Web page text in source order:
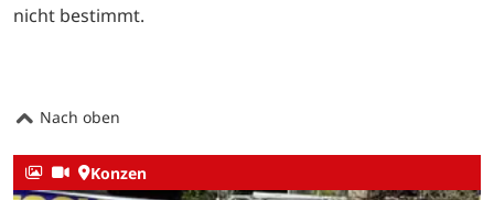
nicht bestimmt.
Nach oben
Konzen